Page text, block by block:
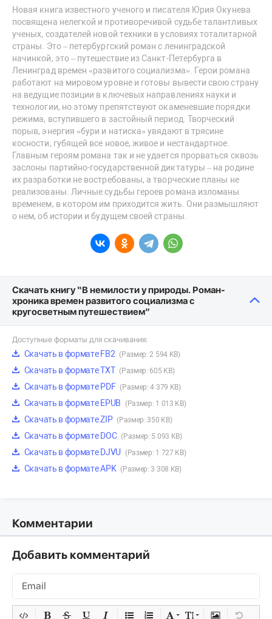
Новая книга известного ученого и писателя Юрия Окунева
посвящена нелегкой и противоречивой судьбе талантливых
ученых, создателей новой техники в условиях тоталитарной
страны. Это – петербургский роман с ленинградской
начинкой, это – путешествие из Санкт-Петербурга в
Ленинград времен «развитого социализма». Герои романа
работают на мировом уровне и готовы вывести свою страну
на ведущие позиции в ключевых направлениях науки и
технологии, но этому препятствуют окаменевшие порядки
режима, вступившего в застойный период. Творческий
порыв, энергия «бури и натиска» увядают в трясине
косности, губящей все новое, живое и нестандартное.
Главным героям романа так и не удается прорваться сквозь
заслоны партийно-государственной диктатуры – на родине
их разработки не востребованы, а творческие планы не
реализованы. Личные судьбы героев романа изломаны
временем, в котором им приходится жить. Они размышляют
о нем, об истории и будущем своей страны.
Скачать книгу “В немилости у природы. Роман-
хроника времен развитого социализма с
кругосветным путешествием”
Доступные форматы для скачивания:
Скачать в формате FB2 (Размер: 2 594 KB)
Скачать в формате TXT (Размер: 605 KB)
Скачать в формате PDF (Размер: 4 379 KB)
Скачать в формате EPUB (Размер: 1 013 KB)
Скачать в формате ZIP (Размер: 350 KB)
Скачать в формате DOC (Размер: 5 093 KB)
Скачать в формате DJVU (Размер: 1 727 KB)
Скачать в формате APK (Размер: 3 308 KB)
Комментарии
Добавить комментарий